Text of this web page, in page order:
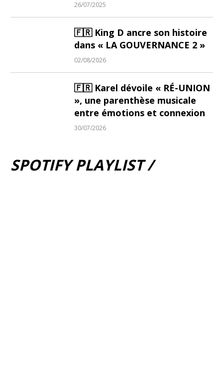
26/07/2025
🇫🇷 King D ancre son histoire
dans « LA GOUVERNANCE 2 »
02/08/2026
🇫🇷 Karel dévoile « RÉ-UNION
», une parenthèse musicale
entre émotions et connexion
30/07/2026
SPOTIFY PLAYLIST /